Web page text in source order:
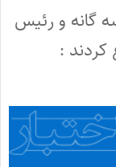
گانه و رئیس
: